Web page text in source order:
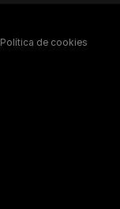
Política de cookies